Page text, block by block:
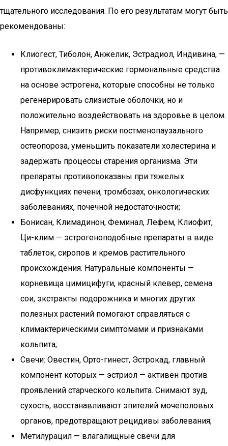
тщательного исследования. По его результатам могут быть
рекомендованы:
Клиогест, Тиболон, Анжелик, Эстрадиол, Индивина, —
противоклимактерические гормональные средства
на основе эстрогена, которые способны не только
регенерировать слизистые оболочки, но и
положительно воздействовать на здоровье в целом.
Например, снизить риски постменопаузального
остеопороза, уменьшить показатели холестерина и
задержать процессы старения организма. Эти
препараты противопоказаны при тяжелых
дисфункциях печени, тромбозах, онкологических
заболеваниях, почечной недостаточности;
Бонисан, Климадинон, Феминал, Лефем, Клиофит,
Ци-клим — эстрогеноподобные препараты в виде
таблеток, сиропов и кремов растительного
происхождения. Натуральные компоненты —
корневища цимицифуги, красный клевер, семена
сои, экстракты подорожника и многих других
полезных растений помогают справляться с
климактерическими симптомами и признаками
кольпита;
Свечи: Овестин, Орто-гинест, Эстрокад, главный
компонент которых — эстриол — активен против
проявлений старческого кольпита. Снимают зуд,
сухость, восстанавливают эпителий мочеполовых
органов, предотвращают рецидивы заболевания;
Метилурацил — влагалищные свечи для